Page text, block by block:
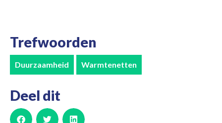
Trefwoorden
Duurzaamheid Warmtenetten
Deel dit